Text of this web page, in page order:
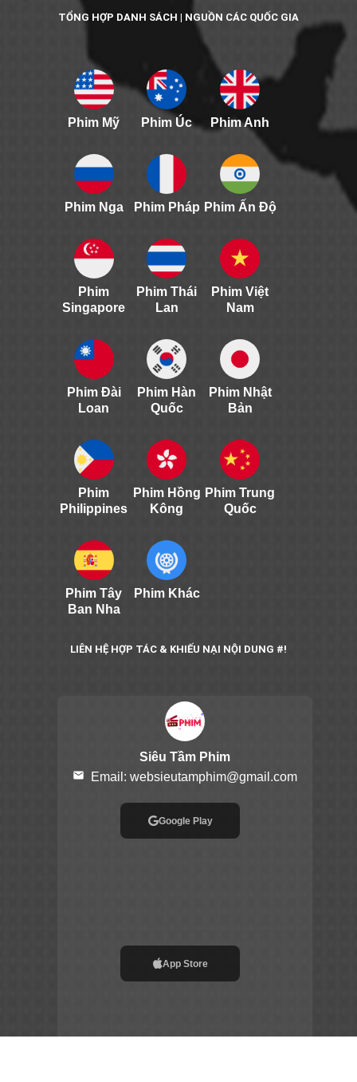
TỔNG HỢP DANH SÁCH | NGUỒN CÁC QUỐC GIA
Phim Mỹ Phim Úc Phim Anh
Phim Nga Phim Pháp Phim Ấn Độ
Phim
Singapore
Phim Thái
Lan
Phim Việt
Nam
Phim Đài
Loan
Phim Hàn
Quốc
Phim Nhật
Bản
Phim
Philippines
Phim Hồng
Kông
Phim Trung
Quốc
Phim Tây
Ban Nha
Phim Khác
LIÊN HỆ HỢP TÁC & KHIẾU NẠI NỘI DUNG #!
Siêu Tầm Phim
email Email: websieutamphim@gmail.com
Google Play
App Store